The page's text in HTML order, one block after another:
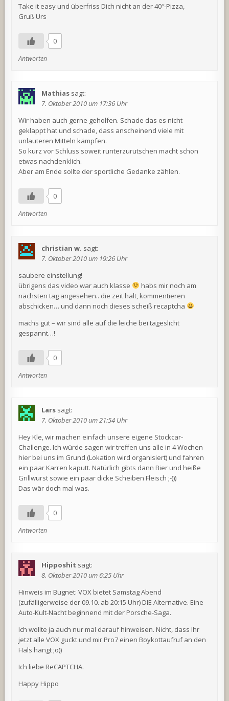
Take it easy und überfriss Dich nicht an der 40″-Pizza,
Gruß Urs
0
Antworten
Mathias sagt:
7. Oktober 2010 um 17:36 Uhr
Wir haben auch gerne geholfen. Schade das es nicht
geklappt hat und schade, dass anscheinend viele mit
unlauteren Mitteln kämpfen.
So kurz vor Schluss soweit runterzurutschen macht schon
etwas nachdenklich.
Aber am Ende sollte der sportliche Gedanke zählen.
0
Antworten
christian w. sagt:
7. Oktober 2010 um 19:26 Uhr
saubere einstellung!
übrigens das video war auch klasse
habs mir noch am
nächsten tag angesehen.. die zeit halt, kommentieren
abschicken… und dann noch dieses scheiß recaptcha
machs gut – wir sind alle auf die leiche bei tageslicht
gespannt…!
0
Antworten
Lars sagt:
7. Oktober 2010 um 21:54 Uhr
Hey Kle, wir machen einfach unsere eigene Stockcar-
Challenge. Ich würde sagen wir treffen uns alle in 4 Wochen
hier bei uns im Grund (Lokation wird organisiert) und fahren
ein paar Karren kaputt. Natürlich gibts dann Bier und heiße
Grillwurst sowie ein paar dicke Scheiben Fleisch ;-)))
Das wär doch mal was.
0
Antworten
Hipposhit sagt:
8. Oktober 2010 um 6:25 Uhr
Hinweis im Bugnet: VOX bietet Samstag Abend
(zufälligerweise der 09.10. ab 20:15 Uhr) DIE Alternative. Eine
Auto-Kult-Nacht beginnend mit der Porsche-Saga.
Ich wollte ja auch nur mal darauf hinweisen. Nicht, dass Ihr
jetzt alle VOX guckt und mir Pro7 einen Boykottaufruf an den
Hals hängt ;o))
Ich liebe ReCAPTCHA.
Happy Hippo